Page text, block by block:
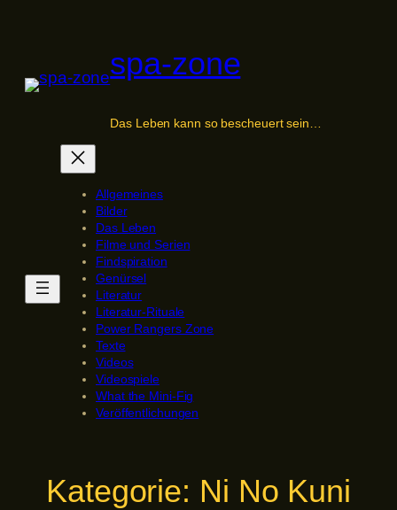
spa-zone
Das Leben kann so bescheuert sein…
Allgemeines
Bilder
Das Leben
Filme und Serien
Findspiration
Genürsel
Literatur
Literatur-Rituale
Power Rangers Zone
Texte
Videos
Videospiele
What the Mini-Fig
Veröffentlichungen
Kategorie: Ni No Kuni